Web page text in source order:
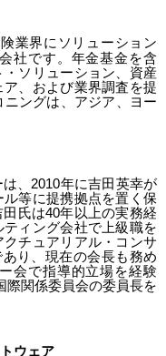
業界にソリューション
社です。年金基金を含
ソリューション、資産
、および業界調査を提
ングは、アジア、ヨー
、 2010年に吉田英幸が
等に提携拠点を置く保
田氏は40年以上の実務経
ィング会社で上級職を
チュアリアル・コンサ
り、現在の会長も務め
会で指導的立場を経験
際関係委員会の委員長を
ウェア